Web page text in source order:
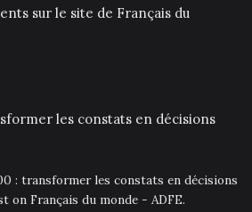
sur le site de Français du
les constats en décisions
: transformer les constats en décisions
on Français du monde - ADFE.